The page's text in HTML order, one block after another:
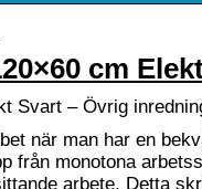
cm
Svart – Övrig
när man har en
från monotona
arbete. Detta